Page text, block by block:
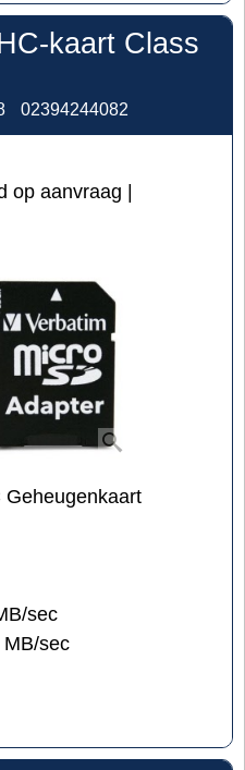
kaart Class
02394244082
op aanvraag |
Geheugenkaart
sec
sec